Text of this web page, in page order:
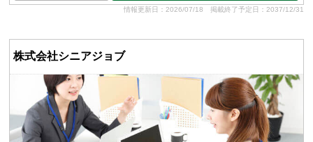
情報更新日：2026/07/18 掲載終了予定日：2037/12/31
株式会社シニアジョブ